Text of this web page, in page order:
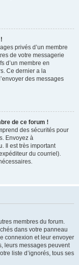
privés d’un membre
de votre messagerie
d’un membre en
Ce dernier a la
des messages
de ce forum !
des sécurités pour
Envoyez à
Il est très important
du courriel).
membres du forum.
dans votre panneau
connexion et leur envoyer
leurs messages peuvent
liste d’ignorés, tous ses